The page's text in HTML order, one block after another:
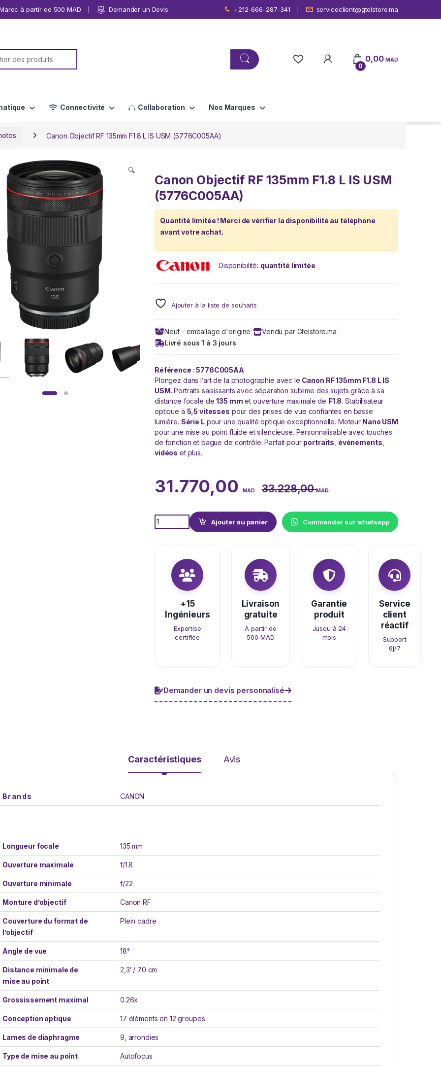
à partir de 500 MAD Demander un Devis +212-666-287-341 serviceclient@gtelstore.ma
0
0,00MAD
Connectivité Collaboration Nos Marques
Canon Objectif RF 135mm F1.8 L IS USM (5776C005AA)
🔍
Canon Objectif RF 135mm F1.8 L IS USM
(5776C005AA)
Quantité limitée ! Merci de vérifier la disponibilité au téléphone
avant votre achat.
Disponibilité: quantité limitée
Ajouter à la liste de souhaits
Neuf - emballage d'origine | Vendu par Gtelstore.ma
Livré sous 1 à 3 jours
Référence : 5776C005AA
Plongez dans l’art de la photographie avec le Canon RF 135mm F1.8 L IS
USM. Portraits saisissants avec séparation sublime des sujets grâce à sa
distance focale de135 mm et ouverture maximale de F1.8. Stabilisateur
optique à 5,5 vitesses pour des prises de vue confiantes en basse
lumière. Série Lpour une qualité optique exceptionnelle. Moteur Nano USM
pour une mise au point fluide et silencieuse. Personnalisable avec touches
de fonction et bague de contrôle. Parfait pour portraits événements
vidéos et plus.
31.770,00 MAD 33.228,00MAD
Quantity Ajouter au panier Commander sur whatsapp
+15
Ingénieurs
Expertise
certifiée
Livraison
gratuite
À partir de
500 MAD
Garantie
produit
Jusqu'à 24
mois
Service
client
réactif
Support
6j/7
Demander un devis personnalisé
Caractéristiques Avis
Brands CANON
Longueur focale 135 mm
Ouverture maximale f/1.8
Ouverture minimale f/22
Monture d’objectif Canon RF
Couverture du format de
l’objectif
Plein cadre
Angle de vue 18°
Distance minimale de
mise au point
2,3′ / 70 cm
Grossissement maximal 0.26x
Conception optique 17 éléments en 12 groupes
Lames de diaphragme 9, arrondies
Type de mise au point Autofocus